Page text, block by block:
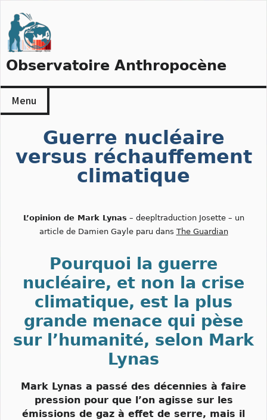
to
content
Observatoire Anthropocène
Menu
Guerre nucléaire
versus réchauffement
climatique
L’opinion de Mark Lynas – deepltraduction Josette – un
article de Damien Gayle paru dans The Guardian
Pourquoi la guerre
nucléaire, et non la crise
climatique, est la plus
grande menace qui pèse
sur l’humanité, selon Mark
Lynas
Mark Lynas a passé des décennies à faire
pression pour que l’on agisse sur les
émissions de gaz à effet de serre, mais il